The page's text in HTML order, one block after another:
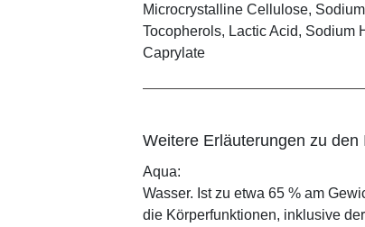
Microcrystalline Cellulose,
Tocopherols, Lactic Acid, Sodium
Caprylate
Weitere Erläuterungen zu den
Aqua:
Wasser. Ist zu etwa 65 % am
die Körperfunktionen, inklusive